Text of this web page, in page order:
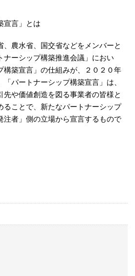
宣言」とは
、農水省、国交省などをメンバーと
ナーシップ構築推進会議」におい
構築宣言」の仕組みが、２０２０年
「パートナーシップ構築宣言」は、
先や価値創造を図る事業者の皆様と
ることで、新たなパートナーシップ
注者」側の立場から宣言するもので